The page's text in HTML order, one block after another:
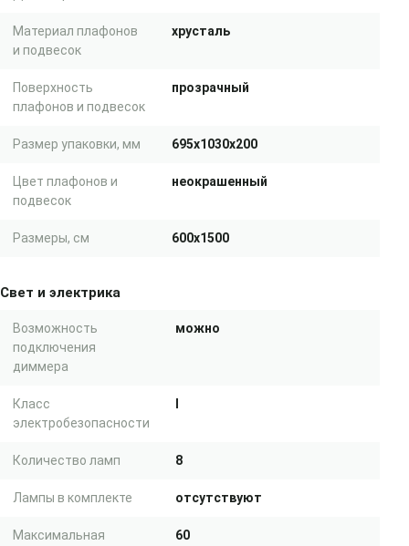
Материал плафонов
и подвесок
хрусталь
Поверхность
плафонов и подвесок
прозрачный
Размер упаковки, мм 695x1030x200
Цвет плафонов и
подвесок
неокрашенный
Размеры, см 600x1500
Свет и электрика
Возможность
подключения
диммера
можно
Класс
электробезопасности
Количество ламп 8
Лампы в комплекте отсутствуют
Максимальная
60